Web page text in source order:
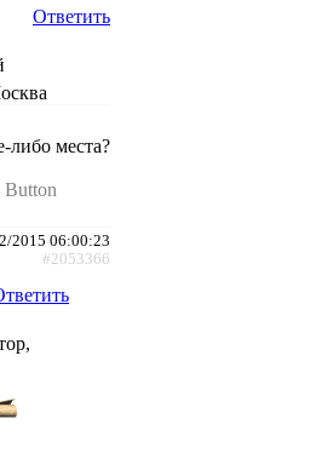
Ответить
либо места?
Button
2015 06:00:23
#2053366